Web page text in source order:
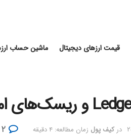
قیمت ارزهای دیجیتال ماشین حساب
در کیف پول زمان مطالعه: ۴ دقیقه